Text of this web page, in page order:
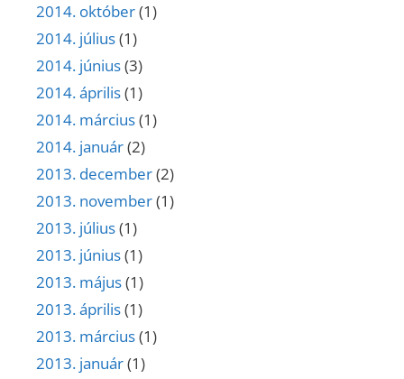
2014. október(1)
2014. július(1)
2014. június(3)
2014. április(1)
2014. március(1)
2014. január(2)
2013. december(2)
2013. november(1)
2013. július(1)
2013. június(1)
2013. május(1)
2013. április(1)
2013. március(1)
2013. január(1)